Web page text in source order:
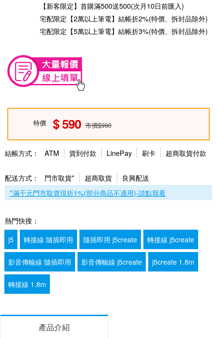
【新客限定】首購滿500送500(次月10日前匯入)
宅配限定【2萬以上筆電】結帳折2%(特價、拆封品除外)
宅配限定【5萬以上筆電】結帳折3%(特價、拆封品除外)
特價 590 市價$990
結帳方式： ATM 貨到付款 LinePay 刷卡 超商取貨付款
配送方式： 門市取貨* 超商取貨
良興配送
*滿千元門市取貨現折1%(部分商品不適用)-請點我看
熱門快搜：
j5
轉接線 隨插即用 隨插即用 j5create 轉接線 j5create
影音傳輸線 隨插即用 影音傳輸線 j5create j5create 1.8m
轉接線 1.8m
產品介紹